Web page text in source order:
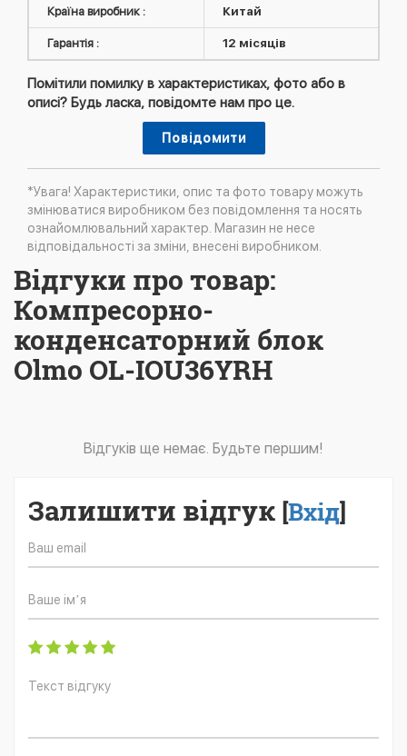
Країна виробник : Китай
Гарантія : 12 місяців
Помітили помилку в характеристиках, фото або в
описі? Будь ласка, повідомте нам про це.
Повідомити
*Увага! Характеристики, опис та фото товару можуть
змінюватися виробником без повідомлення та носять
ознайомлювальний характер. Магазин не несе
відповідальності за зміни, внесені виробником.
Відгуки про товар:
Компресорно-
конденсаторний блок
Olmo OL-IOU36YRH
Відгуків ще немає. Будьте першим!
Залишити відгук [Вхід]